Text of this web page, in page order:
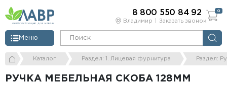
Владимир Заказать звонок
Меню
8 800 550 84 92 0
Каталог Раздел: 1. Лицевая фурнитура Раздел:
РУЧКА МЕБЕЛЬНАЯ СКОБА 128ММ